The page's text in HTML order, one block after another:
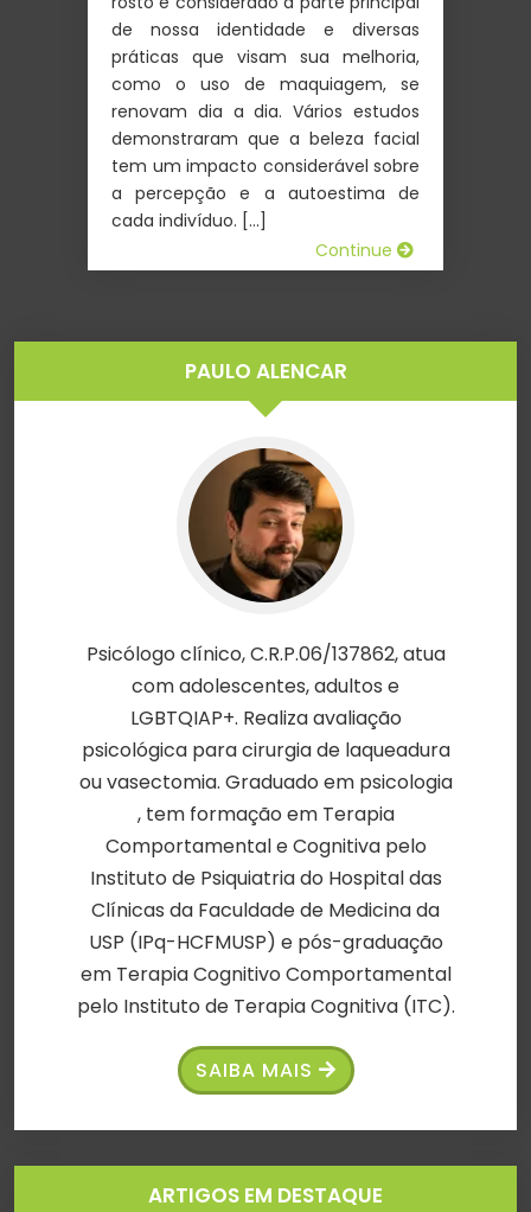
de nossa identidade e diversas
práticas que visam sua melhoria,
como o uso de maquiagem, se
renovam dia a dia. Vários estudos
demonstraram que a beleza facial
tem um impacto considerável sobre
a percepção e a autoestima de
cada indivíduo. […]
Continue
PAULO ALENCAR
Psicólogo clínico, C.R.P.06/137862, atua
com adolescentes, adultos e
LGBTQIAP+. Realiza avaliação
psicológica para cirurgia de laqueadura
ou vasectomia. Graduado em psicologia
, tem formação em Terapia
Comportamental e Cognitiva pelo
Instituto de Psiquiatria do Hospital das
Clínicas da Faculdade de Medicina da
USP (IPq-HCFMUSP) e pós-graduação
em Terapia Cognitivo Comportamental
pelo Instituto de Terapia Cognitiva (ITC).
SAIBA MAIS
ARTIGOS EM DESTAQUE